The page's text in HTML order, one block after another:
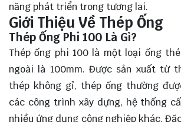
năng phát triển trong tương lai.
Giới Thiệu Về Thép Ống
Thép Ống Phi 100 Là Gì?
Thép ống phi 100 là một loại ống
ngoài là 100mm. Được sản xuất từ
thép không gỉ, thép ống thường
các công trình xây dựng, hệ thống
nhiều ứng dụng công nghiệp khác.